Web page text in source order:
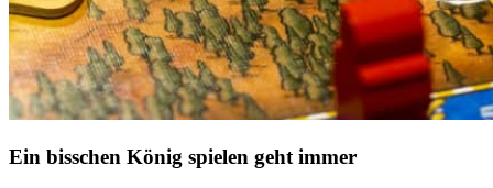
Ein bisschen König spielen geht immer